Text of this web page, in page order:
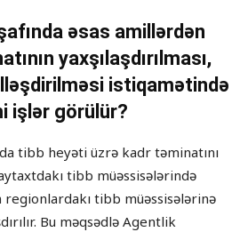
əsas amillərdən
yaxşılaşdırılması,
istiqamətində
işlər görülür?
tibb heyəti üzrə kadr təminatını
tibb müəssisələrində
regionlardakı tibb müəssisələrinə
Bu məqsədlə Agentlik